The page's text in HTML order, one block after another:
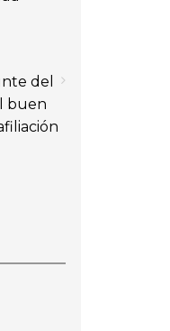
del
buen